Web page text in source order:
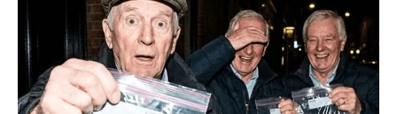
Αστυνομικά